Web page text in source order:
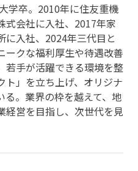
学卒。2010年に住友重機
式会社に入社、2017年家
に入社、2024年三代目と
ークな福利厚生や待遇改善
若手が活躍できる環境を整
ト」を立ち上げ、オリジナ
る。業界の枠を越えて、地
経営を目指し、次世代を見